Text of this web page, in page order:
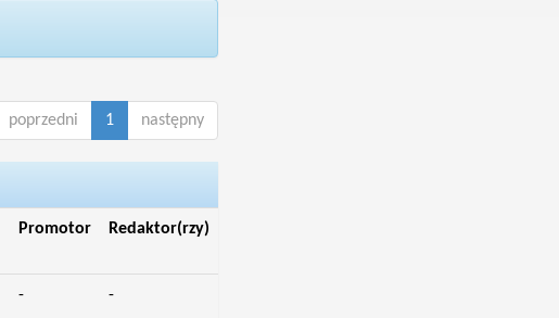
poprzedni 1 następny
Promotor Redaktor(rzy)
- -